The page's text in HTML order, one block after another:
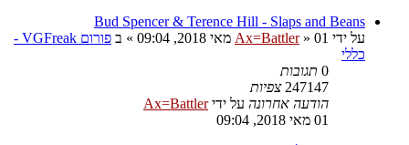
Bud Spencer & Terence Hill - Slaps and Beans
על ידי
Ax=Battler» 01 מאי 2018, 09:04 » ב
פורום VGFreak -
כללי
0 תגובות
247147 צפיות
הודעה אחרונה על ידיAx=Battler
01 מאי 2018, 09:04